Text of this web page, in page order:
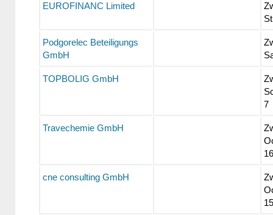
EUROFINANC Limited
Podgorelec Beteiligungs
GmbH
TOPBOLIG GmbH
7
Travechemie GmbH
16
cne consulting GmbH
15